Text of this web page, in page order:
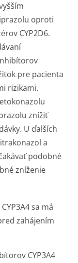
oproti
CYP2D6.
pre pacienta
rizikami.
znížiť
U ďalších
a
podobné
zníženie
sa má
zahájením
CYP3A4